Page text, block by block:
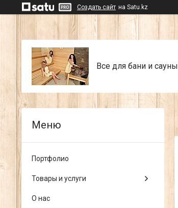
Создать сайт на Satu.kz
Все для бани и сауны
Портфолио
Товары и услуги
О нас